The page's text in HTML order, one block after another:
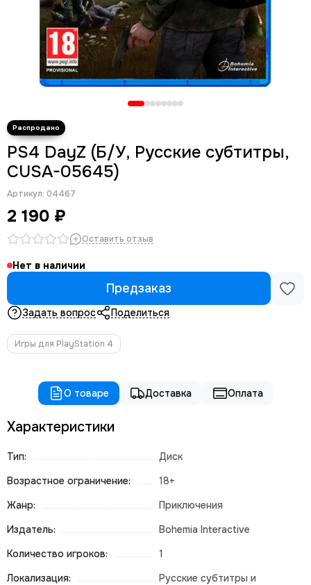
PS4 DayZ (Б/У, Русские субтитры,
CUSA-05645)
Артикул: 04467
2 190 ₽
Оставить отзыв
Нет в наличии
Предзаказ
Задать вопрос Поделиться
Игры для PlayStation 4
О товаре Доставка Оплата
Характеристики
Тип:
Диск
Возрастное ограничение:
18+
Жанр:
Приключения
Издатель:
Bohemia Interactive
Количество игроков:
1
Локализация:
Русские субтитры и